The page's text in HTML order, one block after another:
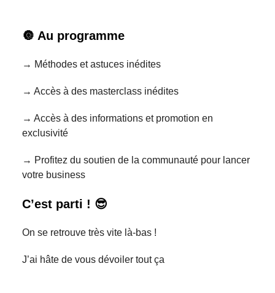
🔘 Au programme
→ Méthodes et astuces inédites
→ Accès à des masterclass inédites
→ Accès à des informations et promotion en
exclusivité
→ Profitez du soutien de la communauté pour lancer
votre business
C’est parti ! 😎
On se retrouve très vite là-bas !
J’ai hâte de vous dévoiler tout ça